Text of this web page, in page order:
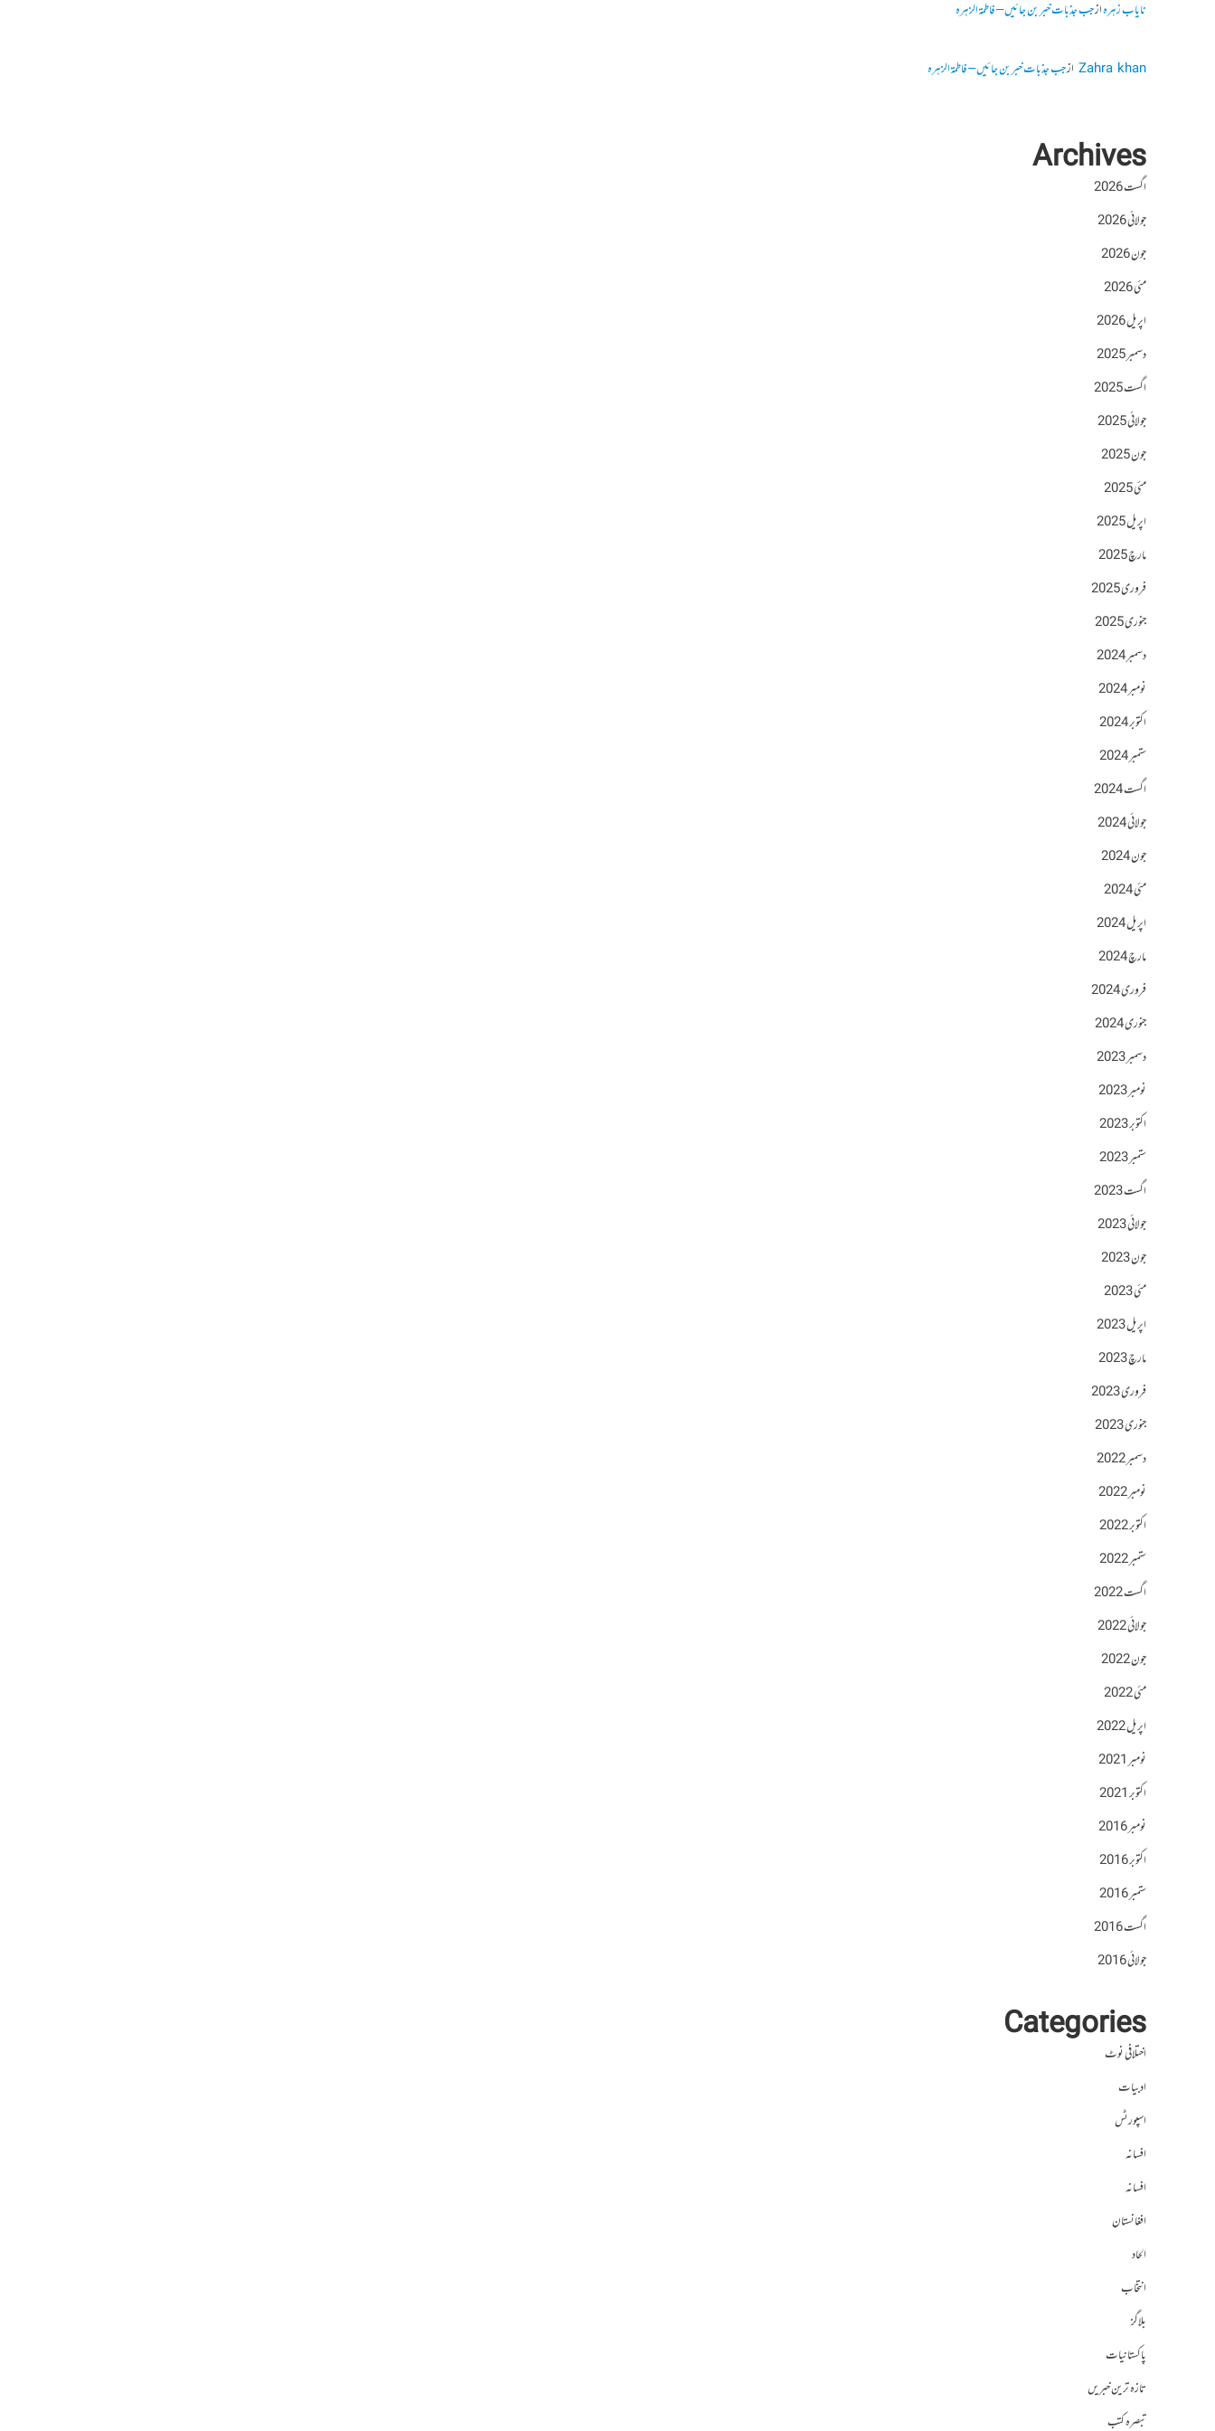
نایاب زہرہازجب جذبات خبر بن جائیں – فاطمۃالزہرہ
Zahra khanازجب جذبات خبر بن جائیں – فاطمۃالزہرہ
Archives
اگست 2026
جولائی 2026
جون 2026
مئی 2026
اپریل 2026
دسمبر 2025
اگست 2025
جولائی 2025
جون 2025
مئی 2025
اپریل 2025
مارچ 2025
فروری 2025
جنوری 2025
دسمبر 2024
نومبر 2024
اکتوبر 2024
ستمبر 2024
اگست 2024
جولائی 2024
جون 2024
مئی 2024
اپریل 2024
مارچ 2024
فروری 2024
جنوری 2024
دسمبر 2023
نومبر 2023
اکتوبر 2023
ستمبر 2023
اگست 2023
جولائی 2023
جون 2023
مئی 2023
اپریل 2023
مارچ 2023
فروری 2023
جنوری 2023
دسمبر 2022
نومبر 2022
اکتوبر 2022
ستمبر 2022
اگست 2022
جولائی 2022
جون 2022
مئی 2022
اپریل 2022
نومبر 2021
اکتوبر 2021
نومبر 2016
اکتوبر 2016
ستمبر 2016
اگست 2016
جولائی 2016
Categories
اختلافی نوٹ
ادبیات
اسپورٹس
افسانہ
افسانہ
افغانستان
الحاد
انتخاب
بلاگز
پاکستانیات
تازہ ترین خبریں
تبصرہ کتب